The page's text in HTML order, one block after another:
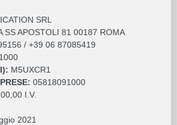
SRL
SS APOSTOLI 81 00187 ROMA
/ +39 06 87085419
M5UXCR1
05818091000
I.V.
2021